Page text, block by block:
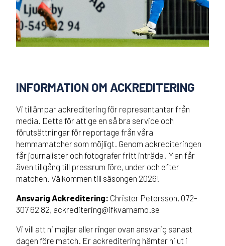
INFORMATION OM ACKREDITERING
Vi tillämpar ackreditering för representanter från
media. Detta för att ge en så bra service och
förutsättningar för reportage från våra
hemmamatcher som möjligt. Genom ackrediteringen
får journalister och fotografer fritt inträde. Man får
även tillgång till pressrum före, under och efter
matchen. Välkommen till säsongen 2026!
Ansvarig Ackreditering: Christer Petersson, 072-
307 62 82, ackreditering@ifkvarnamo.se
Vi vill att ni mejlar eller ringer ovan ansvarig senast
dagen före match. Er ackreditering hämtar ni ut i